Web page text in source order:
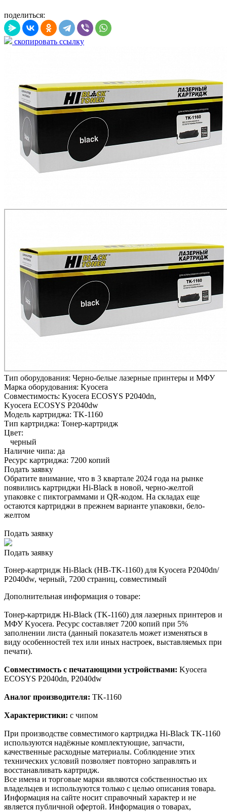
поделиться:
скопировать ссылку
Тип оборудования: Черно-белые лазерные принтеры и МФУ
Марка оборудования: Kyocera
Совместимость: Kyocera ECOSYS P2040dn,
Kyocera ECOSYS P2040dw
Модель картриджа: TK-1160
Тип картриджа: Тонер-картридж
Цвет:
черный
Наличие чипа: да
Ресурс картриджа: 7200 копий
Подать заявку
Обратите внимание, что в 3 квартале 2024 года на рынке
появились картриджи Hi-Black в новой, черно-желтой
упаковке с пиктограммами и QR-кодом. На складах еще
остаются картриджи в прежнем варианте упаковки, бело-
желтом
Подать заявку
Подать заявку
Тонер-картридж Hi-Black (HB-TK-1160) для Kyocera P2040dn/
P2040dw, черный, 7200 страниц, совместимый
Дополнительная информация о товаре:
Тонер-картридж Hi-Black (TK-1160) для лазерных принтеров и
МФУ Kyocera. Ресурс составляет 7200 копий при 5%
заполнении листа (данный показатель может изменяться в
виду особенностей тех или иных настроек, выставляемых при
печати).
Совместимость с печатающими устройствами: Kyocera
ECOSYS P2040dn, P2040dw
Аналог производителя: TK-1160
Характеристики: с чипом
При производстве совместимого картриджа Hi-Black TK-1160
используются надёжные комплектующие, запчасти,
качественные расходные материалы. Соблюдение этих
технических условий позволяет повторно заправлять и
восстанавливать картридж.
Все имена и торговые марки являются собственностью их
владельцев и используются только с целью описания товара.
Информация на сайте носит справочный характер и не
является публичной офертой. Информация о товарах,